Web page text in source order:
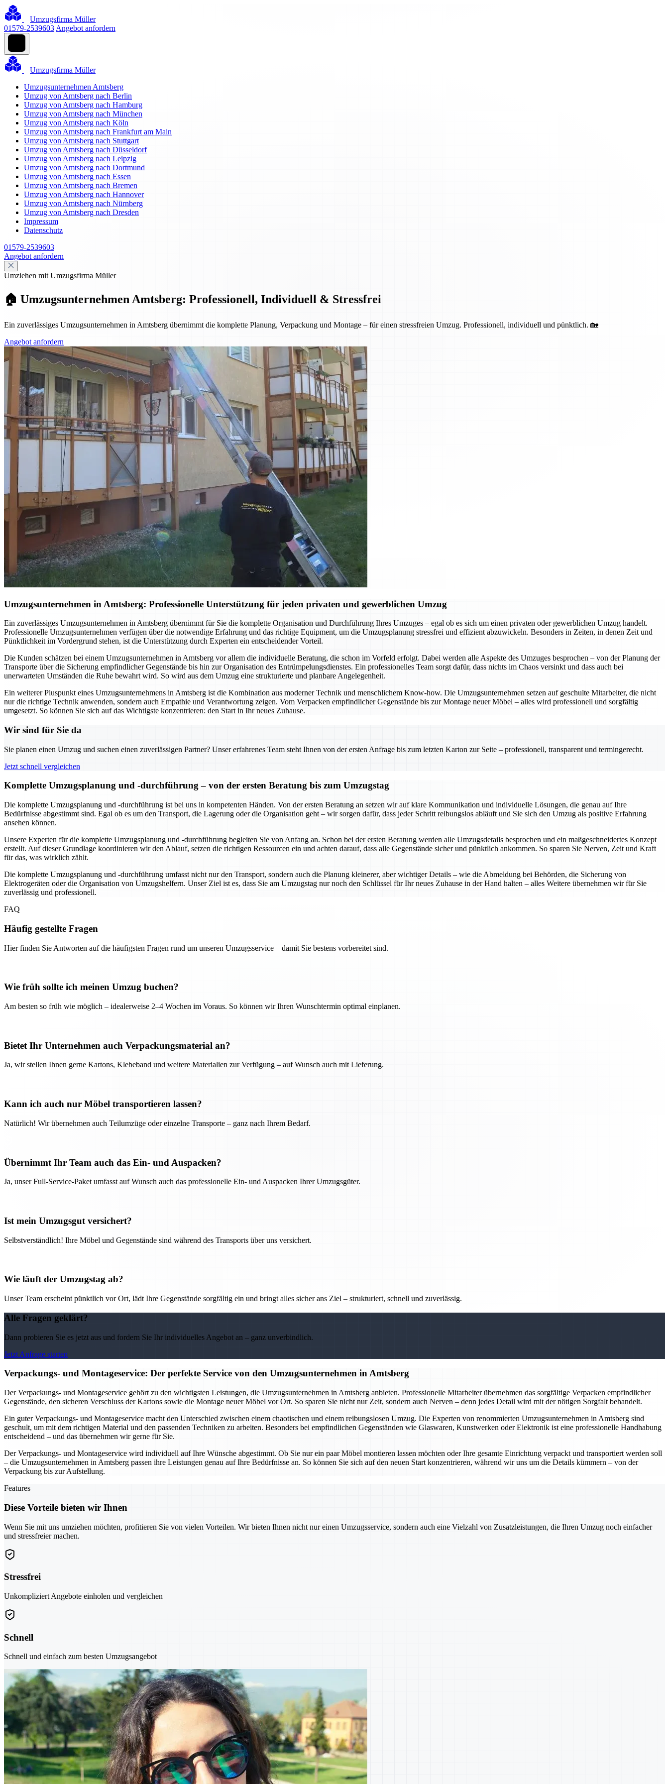
Umzugsfirma Müller
01579-2539603 Angebot anfordern
Umzugsfirma Müller
Umzugsunternehmen Amtsberg
Umzug von Amtsberg nach Berlin
Umzug von Amtsberg nach Hamburg
Umzug von Amtsberg nach München
Umzug von Amtsberg nach Köln
Umzug von Amtsberg nach Frankfurt am Main
Umzug von Amtsberg nach Stuttgart
Umzug von Amtsberg nach Düsseldorf
Umzug von Amtsberg nach Leipzig
Umzug von Amtsberg nach Dortmund
Umzug von Amtsberg nach Essen
Umzug von Amtsberg nach Bremen
Umzug von Amtsberg nach Hannover
Umzug von Amtsberg nach Nürnberg
Umzug von Amtsberg nach Dresden
Impressum
Datenschutz
01579-2539603
Angebot anfordern
Umziehen mit Umzugsfirma Müller
🏠 Umzugsunternehmen Amtsberg: Professionell, Individuell & Stressfrei
Ein zuverlässiges Umzugsunternehmen in Amtsberg übernimmt die komplette Planung, Verpackung und Montage – für einen stressfreien Umzug. Professionell, individuell und pünktlich. 🏡
Angebot anfordern
Umzugsunternehmen in Amtsberg: Professionelle Unterstützung für jeden privaten und gewerblichen Umzug
Ein zuverlässiges Umzugsunternehmen in Amtsberg übernimmt für Sie die komplette Organisation und Durchführung Ihres Umzuges – egal ob es sich um einen privaten oder gewerblichen Umzug handelt.
Professionelle Umzugsunternehmen verfügen über die notwendige Erfahrung und das richtige Equipment, um die Umzugsplanung stressfrei und effizient abzuwickeln. Besonders in Zeiten, in denen Zeit und
Pünktlichkeit im Vordergrund stehen, ist die Unterstützung durch Experten ein entscheidender Vorteil.
Die Kunden schätzen bei einem Umzugsunternehmen in Amtsberg vor allem die individuelle Beratung, die schon im Vorfeld erfolgt. Dabei werden alle Aspekte des Umzuges besprochen – von der Planung der
Transporte über die Sicherung empfindlicher Gegenstände bis hin zur Organisation des Entrümpelungsdienstes. Ein professionelles Team sorgt dafür, dass nichts im Chaos versinkt und dass auch bei
unerwarteten Umständen die Ruhe bewahrt wird. So wird aus dem Umzug eine strukturierte und planbare Angelegenheit.
Ein weiterer Pluspunkt eines Umzugsunternehmens in Amtsberg ist die Kombination aus moderner Technik und menschlichem Know-how. Die Umzugsunternehmen setzen auf geschulte Mitarbeiter, die nicht
nur die richtige Technik anwenden, sondern auch Empathie und Verantwortung zeigen. Vom Verpacken empfindlicher Gegenstände bis zur Montage neuer Möbel – alles wird professionell und sorgfältig
umgesetzt. So können Sie sich auf das Wichtigste konzentrieren: den Start in Ihr neues Zuhause.
Wir sind für Sie da
Sie planen einen Umzug und suchen einen zuverlässigen Partner? Unser erfahrenes Team steht Ihnen von der ersten Anfrage bis zum letzten Karton zur Seite – professionell, transparent und termingerecht.
Jetzt schnell vergleichen
Komplette Umzugsplanung und -durchführung – von der ersten Beratung bis zum Umzugstag
Die komplette Umzugsplanung und -durchführung ist bei uns in kompetenten Händen. Von der ersten Beratung an setzen wir auf klare Kommunikation und individuelle Lösungen, die genau auf Ihre
Bedürfnisse abgestimmt sind. Egal ob es um den Transport, die Lagerung oder die Organisation geht – wir sorgen dafür, dass jeder Schritt reibungslos abläuft und Sie sich den Umzug als positive Erfahrung
ansehen können.
Unsere Experten für die komplette Umzugsplanung und -durchführung begleiten Sie von Anfang an. Schon bei der ersten Beratung werden alle Umzugsdetails besprochen und ein maßgeschneidertes Konzept
erstellt. Auf dieser Grundlage koordinieren wir den Ablauf, setzen die richtigen Ressourcen ein und achten darauf, dass alle Gegenstände sicher und pünktlich ankommen. So sparen Sie Nerven, Zeit und Kraft
für das, was wirklich zählt.
Die komplette Umzugsplanung und -durchführung umfasst nicht nur den Transport, sondern auch die Planung kleinerer, aber wichtiger Details – wie die Abmeldung bei Behörden, die Sicherung von
Elektrogeräten oder die Organisation von Umzugshelfern. Unser Ziel ist es, dass Sie am Umzugstag nur noch den Schlüssel für Ihr neues Zuhause in der Hand halten – alles Weitere übernehmen wir für Sie
zuverlässig und professionell.
FAQ
Häufig gestellte Fragen
Hier finden Sie Antworten auf die häufigsten Fragen rund um unseren Umzugsservice – damit Sie bestens vorbereitet sind.
Wie früh sollte ich meinen Umzug buchen?
Am besten so früh wie möglich – idealerweise 2–4 Wochen im Voraus. So können wir Ihren Wunschtermin optimal einplanen.
Bietet Ihr Unternehmen auch Verpackungsmaterial an?
Ja, wir stellen Ihnen gerne Kartons, Klebeband und weitere Materialien zur Verfügung – auf Wunsch auch mit Lieferung.
Kann ich auch nur Möbel transportieren lassen?
Natürlich! Wir übernehmen auch Teilumzüge oder einzelne Transporte – ganz nach Ihrem Bedarf.
Übernimmt Ihr Team auch das Ein- und Auspacken?
Ja, unser Full-Service-Paket umfasst auf Wunsch auch das professionelle Ein- und Auspacken Ihrer Umzugsgüter.
Ist mein Umzugsgut versichert?
Selbstverständlich! Ihre Möbel und Gegenstände sind während des Transports über uns versichert.
Wie läuft der Umzugstag ab?
Unser Team erscheint pünktlich vor Ort, lädt Ihre Gegenstände sorgfältig ein und bringt alles sicher ans Ziel – strukturiert, schnell und zuverlässig.
Alle Fragen geklärt?
Dann probieren Sie es jetzt aus und fordern Sie Ihr individuelles Angebot an – ganz unverbindlich.
Jetzt Anfrage starten
Verpackungs- und Montageservice: Der perfekte Service von den Umzugsunternehmen in Amtsberg
Der Verpackungs- und Montageservice gehört zu den wichtigsten Leistungen, die Umzugsunternehmen in Amtsberg anbieten. Professionelle Mitarbeiter übernehmen das sorgfältige Verpacken empfindlicher
Gegenstände, den sicheren Verschluss der Kartons sowie die Montage neuer Möbel vor Ort. So sparen Sie nicht nur Zeit, sondern auch Nerven – denn jedes Detail wird mit der nötigen Sorgfalt behandelt.
Ein guter Verpackungs- und Montageservice macht den Unterschied zwischen einem chaotischen und einem reibungslosen Umzug. Die Experten von renommierten Umzugsunternehmen in Amtsberg sind
geschult, um mit dem richtigen Material und den passenden Techniken zu arbeiten. Besonders bei empfindlichen Gegenständen wie Glaswaren, Kunstwerken oder Elektronik ist eine professionelle Handhabung
entscheidend – und das übernehmen wir gerne für Sie.
Der Verpackungs- und Montageservice wird individuell auf Ihre Wünsche abgestimmt. Ob Sie nur ein paar Möbel montieren lassen möchten oder Ihre gesamte Einrichtung verpackt und transportiert werden soll
– die Umzugsunternehmen in Amtsberg passen ihre Leistungen genau auf Ihre Bedürfnisse an. So können Sie sich auf den neuen Start konzentrieren, während wir uns um die Details kümmern – von der
Verpackung bis zur Aufstellung.
Features
Diese Vorteile bieten wir Ihnen
Wenn Sie mit uns umziehen möchten, profitieren Sie von vielen Vorteilen. Wir bieten Ihnen nicht nur einen Umzugsservice, sondern auch eine Vielzahl von Zusatzleistungen, die Ihren Umzug noch einfacher
und stressfreier machen.
Stressfrei
Unkompliziert Angebote einholen und vergleichen
Schnell
Schnell und einfach zum besten Umzugsangebot